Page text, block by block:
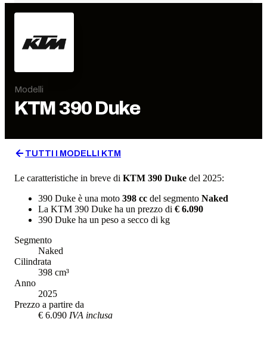
Modelli
KTM 390 Duke
TUTTI I MODELLI KTM
Le caratteristiche in breve di KTM 390 Duke del 2025:
390 Duke è una moto 398 cc del segmento Naked
La KTM 390 Duke ha un prezzo di € 6.090
390 Duke ha un peso a secco di kg
Segmento
Naked
Cilindrata
398 cm³
Anno
2025
Prezzo a partire da
€ 6.090 IVA inclusa